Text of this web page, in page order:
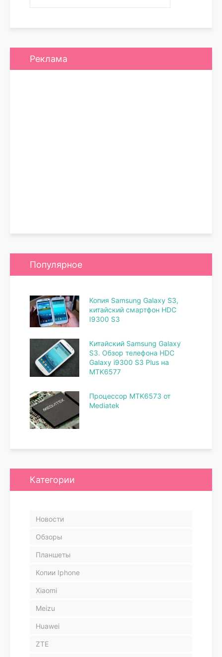
Реклама
Популярное
Копия Samsung Galaxy S3,
китайский смартфон HDC
I9300 S3
Китайский Samsung Galaxy
S3. Обзор телефона HDC
Galaxy i9300 S3 Plus на
MTK6577
Процессор MTK6573 от
Mediatek
Категории
Новости
Обзоры
Планшеты
Копии Iphone
Xiaomi
Meizu
Huawei
ZTE